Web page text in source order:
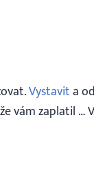
Vystavita
vám zaplatil …